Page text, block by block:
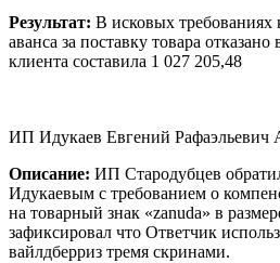
Результат: В исковых требованиях
аванса за поставку товара
клиента составила 1 027 205,48
ИП Идукаев Евгений Рафаэльевич
Описание: ИП Стародубцев
Идукаевым с требованием о
на товарный знак «zanuda» в
зафиксировал что Ответчик
вайлдберриз тремя скринами.